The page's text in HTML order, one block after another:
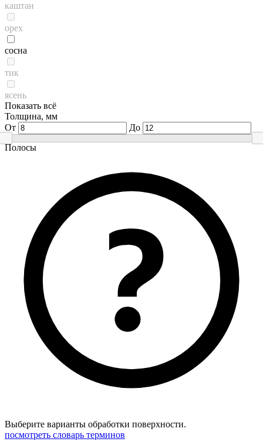
каштан
орех
сосна
тик
ясень
Показать всё
Толщина, мм
От
До
Полосы
Выберите варианты обработки поверхности.
посмотреть словарь терминов